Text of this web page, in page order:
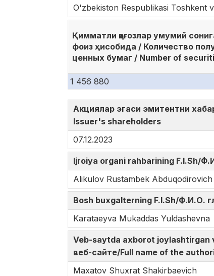
O'zbekiston Respublikasi Toshkent
Қимматли қоғозлар умумий
фоиз ҳисобида / Количество
ценных бумаг / Number of
1 456 880
Акциялар эгаси эмитентни
Issuer's shareholders
07.12.2023
Ijroiya organi rahbarining F.I.Sh/
Alikulov Rustambek Abduqodirovich
Bosh buxgalterning F.I.Sh/Ф.И.О.
Karataeyva Mukaddas Yuldashevna
Veb-saytda axborot joylashtirgan
веб-сайте/Full name of the
Maxatov Shuxrat Shakirbaevich